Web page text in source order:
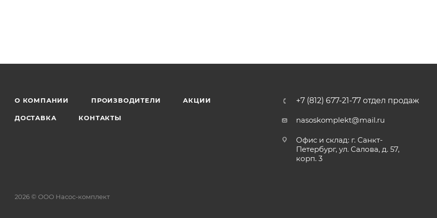
О КОМПАНИИ ПРОИЗВОДИТЕЛИ АКЦИИ
ДОСТАВКА КОНТАКТЫ
+7 (812) 677-21-77 отдел продаж
nasoskomplekt@mail.ru
Офис и склад: г. Санкт-
Петербург, ул. Салова, д. 57,
корп. 3
2026 © ООО Насос-комплект